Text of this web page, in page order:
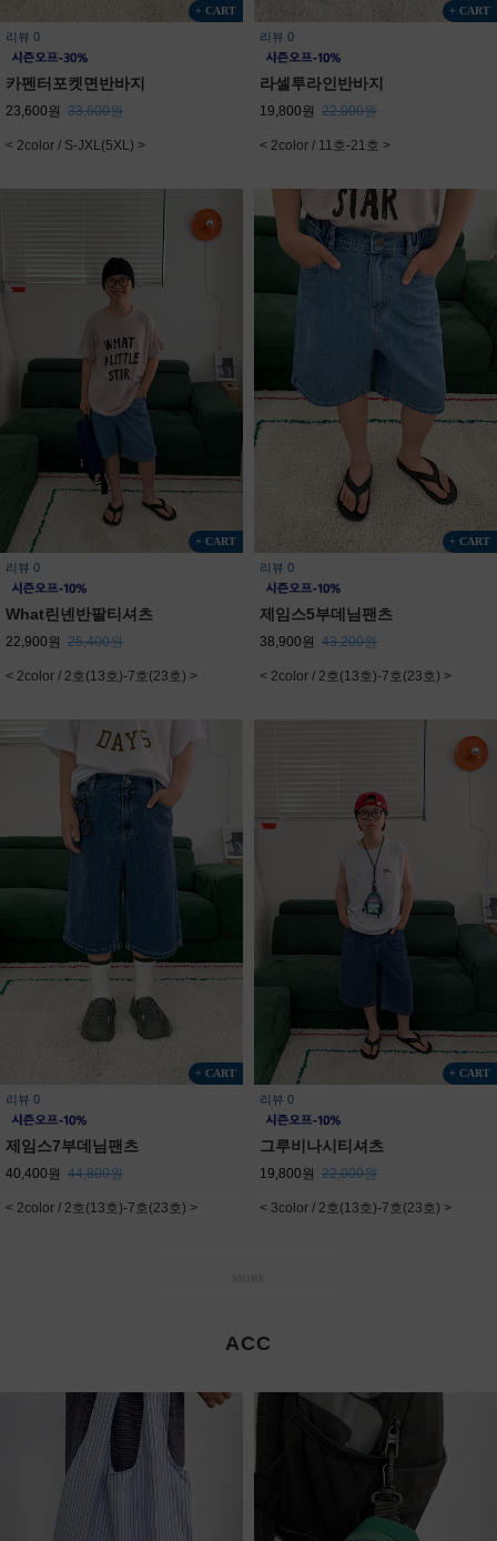
+ CART
리뷰 0
카펜터포켓면반바지
23,600원 33,600원
< 2color / S-JXL(5XL) >
+ CART
리뷰 0
라셀투라인반바지
19,800원 22,000원
< 2color / 11호-21호 >
+ CART
리뷰 0
What린넨반팔티셔츠
22,900원 25,400원
< 2color / 2호(13호)-7호(23호) >
+ CART
리뷰 0
제임스5부데님팬츠
38,900원 43,200원
< 2color / 2호(13호)-7호(23호) >
+ CART
리뷰 0
제임스7부데님팬츠
40,400원 44,800원
< 2color / 2호(13호)-7호(23호) >
+ CART
리뷰 0
그루비나시티셔츠
19,800원 22,000원
< 3color / 2호(13호)-7호(23호) >
ACC